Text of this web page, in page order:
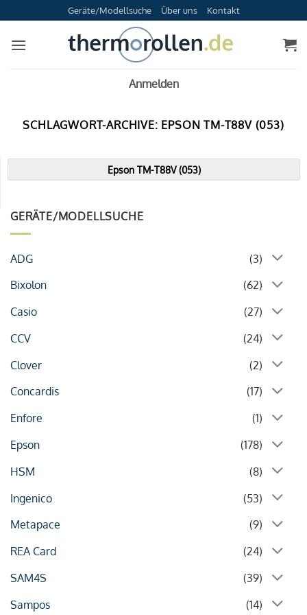
Inhalt
springen
Geräte/Modellsuche Über uns Kontakt
Anmelden
SCHLAGWORT-ARCHIVE: EPSON TM-T88V (053)
GERÄTE/MODELLSUCHE
ADG
(3)
Bixolon
(62)
Casio
(27)
CCV
(24)
Clover
(2)
Concardis
(17)
Enfore
(1)
Epson
(178)
HSM
(8)
Ingenico
(53)
Metapace
(9)
REA Card
(24)
SAM4S
(39)
Sampos
(14)
Epson TM-T88V (053)